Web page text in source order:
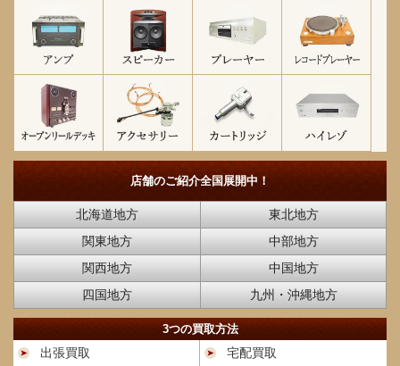
店舗のご紹介全国展開中！
北海道地方
東北地方
関東地方
中部地方
関西地方
中国地方
四国地方
九州・沖縄地方
3つの買取方法
出張買取
宅配買取